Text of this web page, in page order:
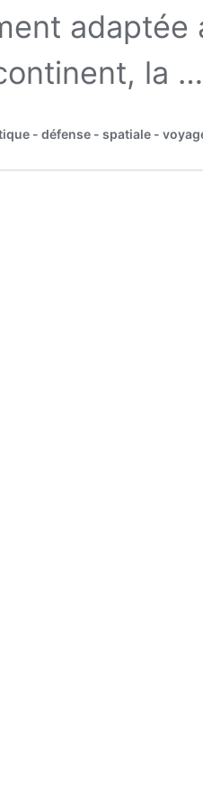
adaptée
la
- défense - spatiale -